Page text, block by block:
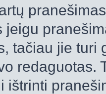
jeigu
tačiau jie turi
redaguotas.
ištrinti